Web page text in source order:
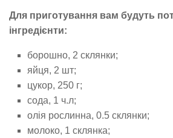
Для приготування вам будуть
інгредієнти:
борошно, 2 склянки;
яйця, 2 шт;
цукор, 250 г;
сода, 1 ч.л;
олія рослинна, 0.5 склянки;
молоко, 1 склянка;